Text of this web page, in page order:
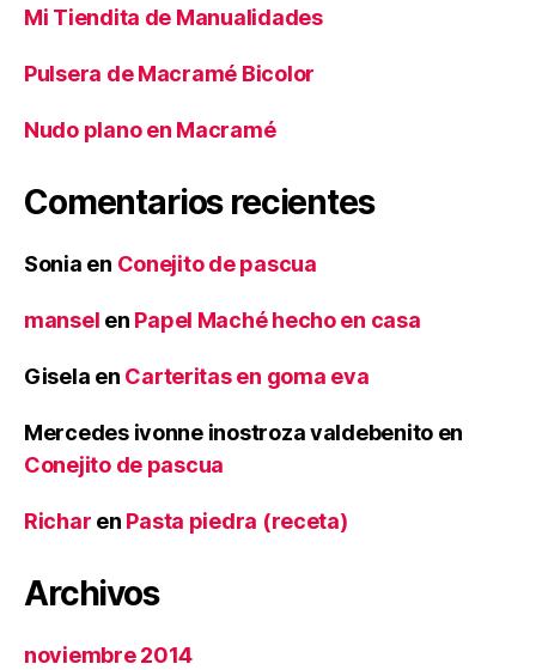
Mi Tiendita de Manualidades
Pulsera de Macramé Bicolor
Nudo plano en Macramé
Comentarios recientes
Sonia en Conejito de pascua
mansel en Papel Maché hecho en casa
Gisela en Carteritas en goma eva
Mercedes ivonne inostroza valdebenito en
Conejito de pascua
Richar en Pasta piedra (receta)
Archivos
noviembre 2014